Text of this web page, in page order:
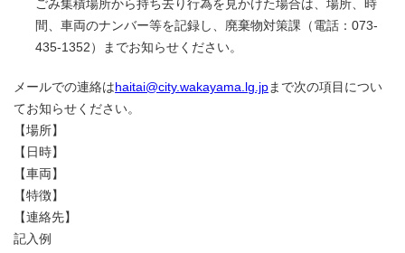
ごみ集積場所から持ち去り行為を見かけた場合は、場所、時
間、車両のナンバー等を記録し、廃棄物対策課（電話：073-
435-1352）までお知らせください。
メールでの連絡は haitai@city.wakayama.lg.jpまで次の項目につい
てお知らせください。
【場所】
【日時】
【車両】
【特徴】
【連絡先】
記入例